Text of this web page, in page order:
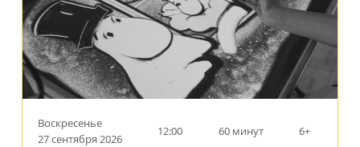
Воскресенье
27 сентября 2026
12:00 60 минут 6+